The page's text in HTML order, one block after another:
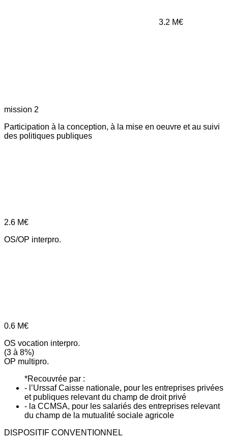
3.2 M€
mission 2
Participation à la conception, à la mise en oeuvre et au suivi
des politiques publiques
2.6 M€
OS/OP interpro.
0.6 M€
OS vocation interpro.
(3 à 8%)
OP multipro.
*Recouvrée par :
- l’Urssaf Caisse nationale, pour les entreprises privées
et publiques relevant du champ de droit privé
- la CCMSA, pour les salariés des entreprises relevant
du champ de la mutualité sociale agricole
DISPOSITIF CONVENTIONNEL